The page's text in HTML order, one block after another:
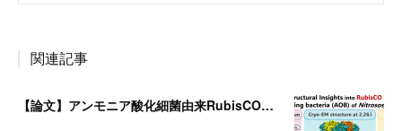
関連記事
【論文】アンモニア酸化細菌由来RubisCOのクライオ電顕構造